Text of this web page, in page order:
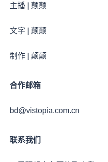
主播 | 颠颠
文字 | 颠颠
制作 | 颠颠
合作邮箱
bd@vistopia.com.cn
联系我们